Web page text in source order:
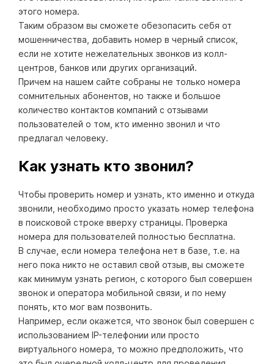
этого номера.
Таким образом вы сможете обезопасить себя от
мошенничества, добавить номер в черный список,
если не хотите нежелательных звонков из колл-
центров, банков или других организаций.
Причем на нашем сайте собраны не только номера
сомнительных абонентов, но также и большое
количество контактов компаний с отзывами
пользователей о том, кто именно звонил и что
предлагал человеку.
Как узнать кто звонил?
Чтобы проверить номер и узнать, кто именно и откуда
звонили, необходимо просто указать номер телефона
в поисковой строке вверху страницы. Проверка
номера для пользователей полностью бесплатна.
В случае, если номера телефона нет в базе, т.е. на
него пока никто не оставил свой отзыв, вы сможете
как минимум узнать регион, с которого был совершен
звонок и оператора мобильной связи, и по нему
понять, кто мог вам позвонить.
Например, если окажется, что звонок был совершен с
использованием IP-телефонии или просто
виртуального номера, то можно предположить, что